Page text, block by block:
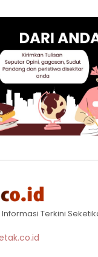
Terkini